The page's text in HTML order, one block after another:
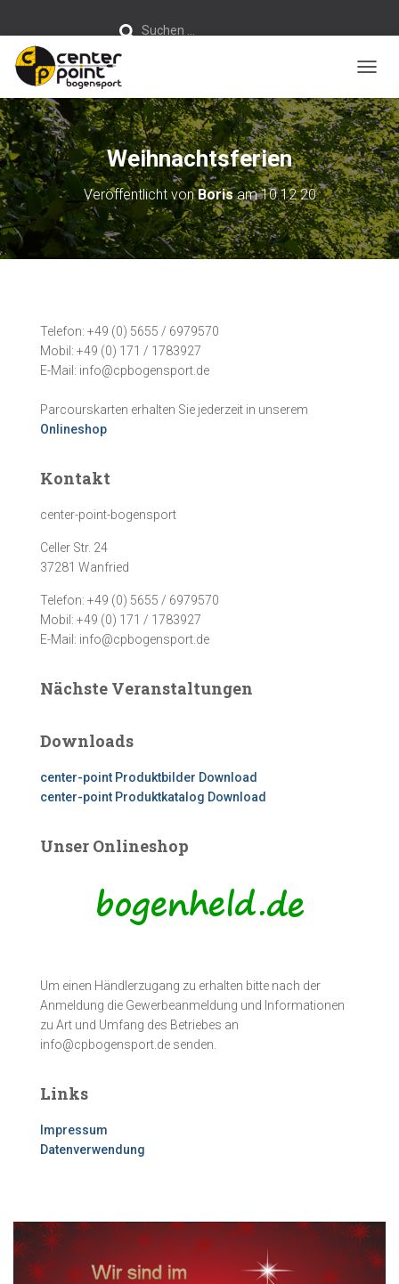
a
c
h
:
Suchen …
Weihnachtsferien
Veröffentlicht vonBorisam10.12.20
Telefon: +49 (0) 5655 / 6979570
Mobil: +49 (0) 171 / 1783927
E-Mail: info@cpbogensport.de
Parcourskarten erhalten Sie jederzeit in unserem
Onlineshop
Kontakt
center-point-bogensport
Celler Str. 24
37281 Wanfried
Telefon: +49 (0) 5655 / 6979570
Mobil: +49 (0) 171 / 1783927
E-Mail: info@cpbogensport.de
Nächste Veranstaltungen
Downloads
center-point Produktbilder Download
center-point Produktkatalog Download
Unser Onlineshop
Um einen Händlerzugang zu erhalten bitte nach der
Anmeldung die Gewerbeanmeldung und Informationen
zu Art und Umfang des Betriebes an
info@cpbogensport.de senden.
Links
Impressum
Datenverwendung